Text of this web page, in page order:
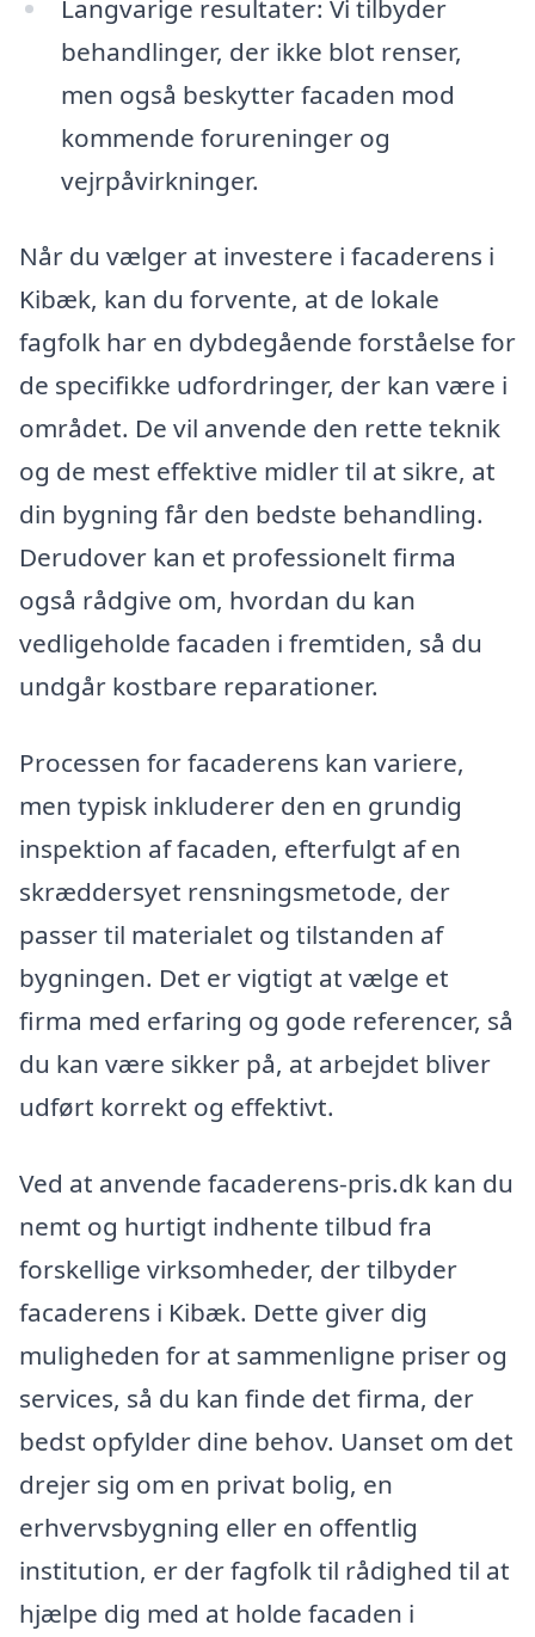
Langvarige resultater: Vi tilbyder
behandlinger, der ikke blot renser,
men også beskytter facaden mod
kommende forureninger og
vejrpåvirkninger.
Når du vælger at investere i facaderens i
Kibæk, kan du forvente, at de lokale
fagfolk har en dybdegående forståelse for
de specifikke udfordringer, der kan være i
området. De vil anvende den rette teknik
og de mest effektive midler til at sikre, at
din bygning får den bedste behandling.
Derudover kan et professionelt firma
også rådgive om, hvordan du kan
vedligeholde facaden i fremtiden, så du
undgår kostbare reparationer.
Processen for facaderens kan variere,
men typisk inkluderer den en grundig
inspektion af facaden, efterfulgt af en
skræddersyet rensningsmetode, der
passer til materialet og tilstanden af
bygningen. Det er vigtigt at vælge et
firma med erfaring og gode referencer, så
du kan være sikker på, at arbejdet bliver
udført korrekt og effektivt.
Ved at anvende facaderens-pris.dk kan du
nemt og hurtigt indhente tilbud fra
forskellige virksomheder, der tilbyder
facaderens i Kibæk. Dette giver dig
muligheden for at sammenligne priser og
services, så du kan finde det firma, der
bedst opfylder dine behov. Uanset om det
drejer sig om en privat bolig, en
erhvervsbygning eller en offentlig
institution, er der fagfolk til rådighed til at
hjælpe dig med at holde facaden i